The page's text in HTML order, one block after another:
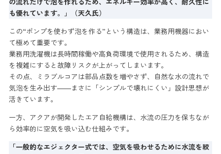
も優れています。」（天久氏）
この“ポンプを使わず泡を作る”という構造は、業務用機器におい
て極めて重要です。
業務用洗濯機は長時間稼働や高負荷環境で使用されるため、構造
を複雑にすると故障リスクが上がってしまいます。
その点、ミラブルコアは部品点数を増やさず、自然な水の流れで
気泡を生み出す――まさに「シンプルで壊れにくい」設計思想が
活きています。
一方、アクアが開発したエア自給機構は、水流の圧力を保ちなが
ら効率的に空気を吸い込む仕組みです。
「一般的なエジェクター式では、空気を吸わせるために水流を絞